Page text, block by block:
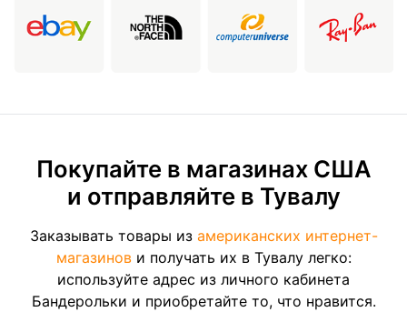
Покупайте в магазинах США
и отправляйте в Тувалу
Заказывать товары из американских интернет-
магазинови получать их в Тувалу легко:
используйте адрес из личного кабинета
Бандерольки и приобретайте то, что нравится.